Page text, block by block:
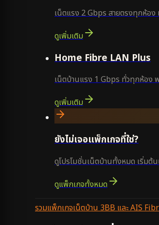
เน็ตแรง 2 Gbps สายตรงทุกห้อ
ดูเพิ่มเติม
Home Fibre LAN Plus
เน็ตบ้านแรง 1 Gbps ทั่วทุกห้อง
ดูเพิ่มเติม
ยังไม่เจอแพ็กเกจที่ใช่?
ดูโปรโมชั่นเน็ตบ้านทั้งหมด เริ่มต้
ดูแพ็กเกจทั้งหมด
รวมแพ็กเกจเน็ตบ้าน 3BB และ AIS